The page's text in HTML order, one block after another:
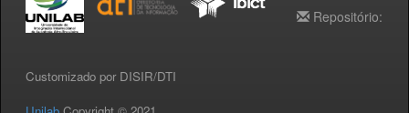
Customizado por DISIR/DTI
Repositório: